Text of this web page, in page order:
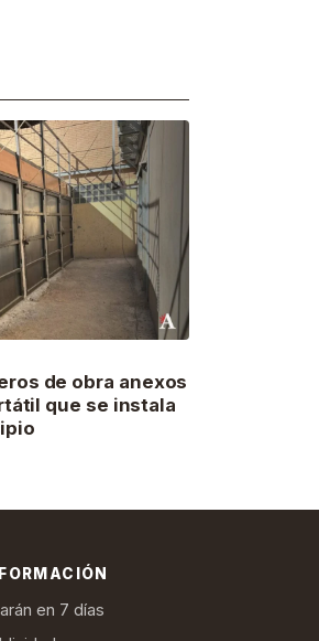
de obra anexos
que se instala
en 7 días